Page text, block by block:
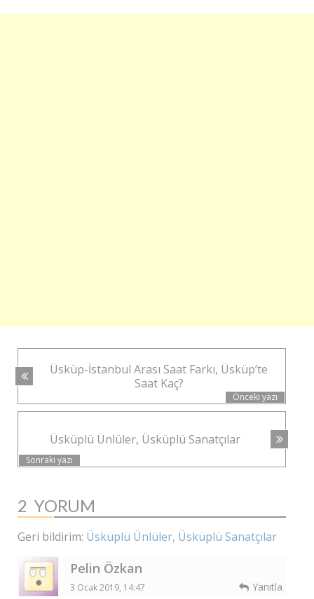
YAZI
NAVIGASYONU
Önceki yazı
Üsküp-İstanbul Arası Saat Farkı, Üsküp’te
Saat Kaç?
Sonraki yazı
Üsküplü Ünlüler, Üsküplü Sanatçılar
2 YORUM
Geri bildirim: Üsküplü Ünlüler, Üsküplü Sanatçılar
Pelin Özkan
3 Ocak 2019, 14:47 Yanıtla